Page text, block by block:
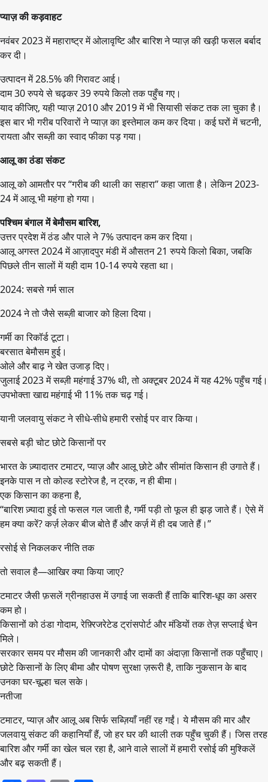
प्याज़ की कड़वाहट
नवंबर 2023 में महाराष्ट्र में ओलावृष्टि और बारिश ने प्याज़ की खड़ी फसल बर्बाद
कर दी।
उत्पादन में 28.5% की गिरावट आई।
दाम 30 रुपये से चढ़कर 39 रुपये किलो तक पहुँच गए।
याद कीजिए, यही प्याज़ 2010 और 2019 में भी सियासी संकट तक ला चुका है।
इस बार भी गरीब परिवारों ने प्याज़ का इस्तेमाल कम कर दिया। कई घरों में चटनी,
रायता और सब्ज़ी का स्वाद फीका पड़ गया।
आलू का ठंडा संकट
आलू को आमतौर पर “गरीब की थाली का सहारा” कहा जाता है। लेकिन 2023-
24 में आलू भी महंगा हो गया।
पश्चिम बंगाल में बेमौसम बारिश,
उत्तर प्रदेश में ठंड और पाले ने 7% उत्पादन कम कर दिया।
आलू अगस्त 2024 में आज़ादपुर मंडी में औसतन 21 रुपये किलो बिका, जबकि
पिछले तीन सालों में यही दाम 10-14 रुपये रहता था।
2024: सबसे गर्म साल
2024 ने तो जैसे सब्ज़ी बाजार को हिला दिया।
गर्मी का रिकॉर्ड टूटा।
बरसात बेमौसम हुई।
ओले और बाढ़ ने खेत उजाड़ दिए।
जुलाई 2023 में सब्ज़ी महंगाई 37% थी, तो अक्टूबर 2024 में यह 42% पहुँच गई।
उपभोक्ता खाद्य महंगाई भी 11% तक चढ़ गई।
यानी जलवायु संकट ने सीधे-सीधे हमारी रसोई पर वार किया।
सबसे बड़ी चोट छोटे किसानों पर
भारत के ज़्यादातर टमाटर, प्याज़ और आलू छोटे और सीमांत किसान ही उगाते हैं।
इनके पास न तो कोल्ड स्टोरेज है, न ट्रक, न ही बीमा।
एक किसान का कहना है,
“बारिश ज़्यादा हुई तो फसल गल जाती है, गर्मी पड़ी तो फूल ही झड़ जाते हैं। ऐसे में
हम क्या करें? कर्ज़ लेकर बीज बोते हैं और कर्ज़ में ही दब जाते हैं।”
रसोई से निकलकर नीति तक
तो सवाल है—आखिर क्या किया जाए?
टमाटर जैसी फ़सलें ग्रीनहाउस में उगाई जा सकती हैं ताकि बारिश-धूप का असर
कम हो।
किसानों को ठंडा गोदाम, रेफ़्रिजरेटेड ट्रांसपोर्ट और मंडियों तक तेज़ सप्लाई चेन
मिले।
सरकार समय पर मौसम की जानकारी और दामों का अंदाज़ा किसानों तक पहुँचाए।
छोटे किसानों के लिए बीमा और पोषण सुरक्षा ज़रूरी है, ताकि नुकसान के बाद
उनका घर-चूल्हा चल सके।
नतीजा
टमाटर, प्याज़ और आलू अब सिर्फ सब्ज़ियाँ नहीं रह गईं। ये मौसम की मार और
जलवायु संकट की कहानियाँ हैं, जो हर घर की थाली तक पहुँच चुकी हैं। जिस तरह
बारिश और गर्मी का खेल चल रहा है, आने वाले सालों में हमारी रसोई की मुश्किलें
और बढ़ सकती हैं।